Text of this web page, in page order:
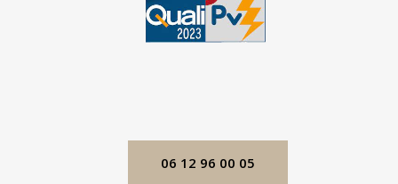
06 12 96 00 05